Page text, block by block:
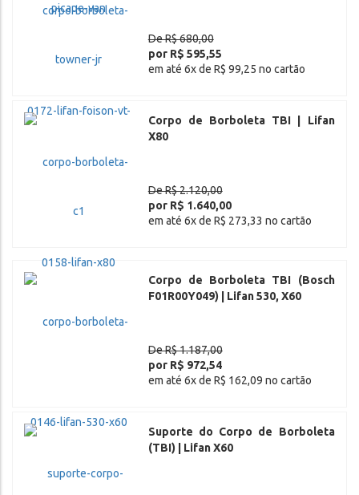
De R$ 680,00
por R$ 595,55
em até 6x de R$ 99,25 no cartão
Corpo de Borboleta TBI | Lifan
X80
De R$ 2.120,00
por R$ 1.640,00
em até 6x de R$ 273,33 no cartão
Corpo de Borboleta TBI (Bosch
F01R00Y049) | Lifan 530, X60
De R$ 1.187,00
por R$ 972,54
em até 6x de R$ 162,09 no cartão
Suporte do Corpo de Borboleta
(TBI) | Lifan X60